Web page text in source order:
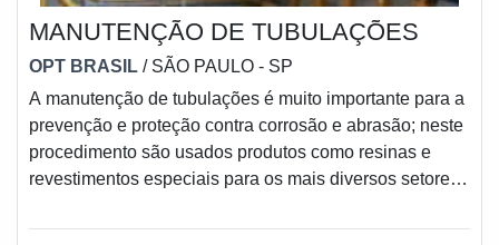
MANUTENÇÃO DE TUBULAÇÕES
OPT BRASIL / SÃO PAULO - SP
A manutenção de tubulações é muito importante para a
prevenção e proteção contra corrosão e abrasão; neste
procedimento são usados produtos como resinas e
revestimentos especiais para os mais diversos setores
nos reparos de tubulações, válvulas e placas, além de